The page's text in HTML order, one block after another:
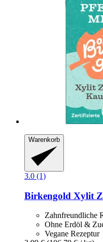
Warenkorb
3.0 (1)
Birkengold Xylit
Zahnfreundliche
Ohne Erdöl &
Vegane Rezeptur